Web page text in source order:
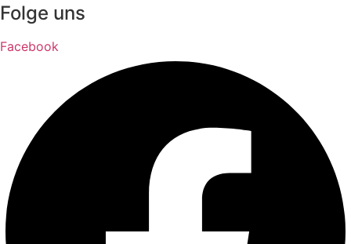
Folge uns
Facebook